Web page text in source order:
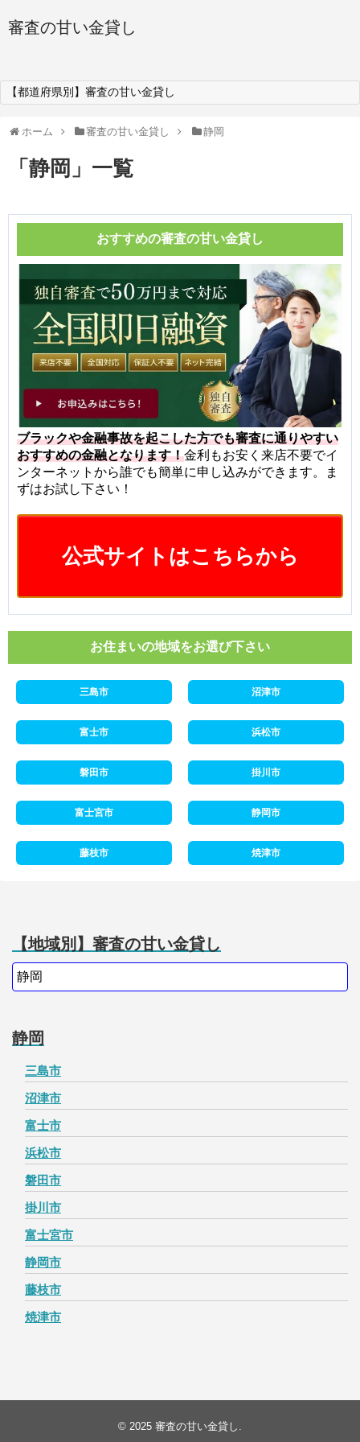
審査の甘い金貸し
【都道府県別】審査の甘い金貸し
ホーム 審査の甘い金貸し 静岡
「 静岡 」 一覧
おすすめの審査の甘い金貸し
ブラックや金融事故を起こした方でも審査に通りやすい
おすすめの金融となります！金利もお安く来店不要でイ
ンターネットから誰でも簡単に申し込みができます。ま
ずはお試し下さい！
公式サイトはこちらから
お住まいの地域をお選び下さい
三島市 沼津市
富士市 浜松市
磐田市 掛川市
富士宮市 静岡市
藤枝市 焼津市
【地域別】審査の甘い金貸し
静岡
三島市
沼津市
富士市
浜松市
磐田市
掛川市
富士宮市
静岡市
藤枝市
焼津市
© 2025 審査の甘い金貸し .